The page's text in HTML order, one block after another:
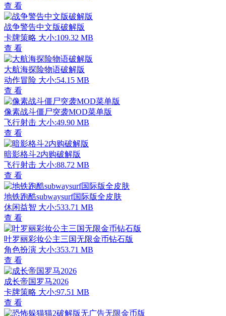
查 看
战争警告中文版破解版
卡牌策略 大小:109.32 MB
查 看
大航海探险物语破解版
动作冒险 大小:54.15 MB
查 看
像素战斗僵尸突袭MOD菜单版
飞行射击 大小:49.90 MB
查 看
暗影格斗2内购破解版
飞行射击 大小:88.72 MB
查 看
地铁跑酷subwaysurf国际版全皮肤
休闲益智 大小:533.71 MB
查 看
叶罗丽彩妆公主三国无限金币钻石版
角色扮演 大小:353.71 MB
查 看
成长帝国罗马2026
卡牌策略 大小:97.51 MB
查 看